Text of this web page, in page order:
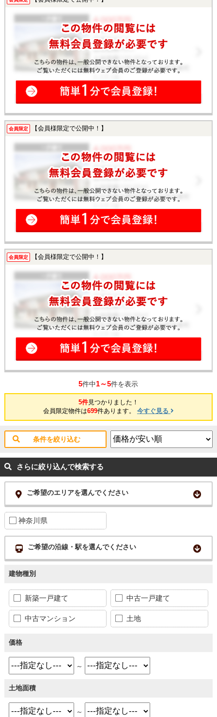
会員限定 【会員様限定で公開中！】
会員限定 【会員様限定で公開中！】
5件中1～5件を表示
5件見つかりました！
会員限定物件は699件あります。 今すぐ見る
条件を絞り込む
さらに絞り込んで検索する
ご希望のエリアを選んでください
神奈川県
ご希望の沿線・駅を選んでください
建物種別
新築一戸建て 中古一戸建て
中古マンション 土地
価格
～
土地面積
～